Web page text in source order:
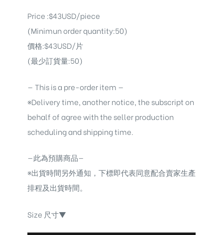
Price :$43USD/piece
(Minimun order quantity:50)
價格:$43USD/片
(最少訂貨量:50)
— This is a pre-order item —
※Delivery time, another notice, the subscript on
behalf of agree with the seller production
scheduling and shipping time.
—此為預購商品—
※出貨時間另外通知，下標即代表同意配合賣家生產
排程及出貨時間。
Size 尺寸▼